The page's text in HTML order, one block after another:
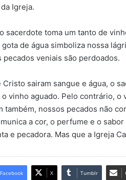
Igreja.
sacerdote toma um tanto de
gota de água simboliza nossa
pecados veniais são perdoados.
sairam sangue e água, o
vinho aguado. Pelo contrário,
também, nossos pecados não
a cor, o perfume e o
e pecadora. Mas que a Igreja
Facebook X Tumblr